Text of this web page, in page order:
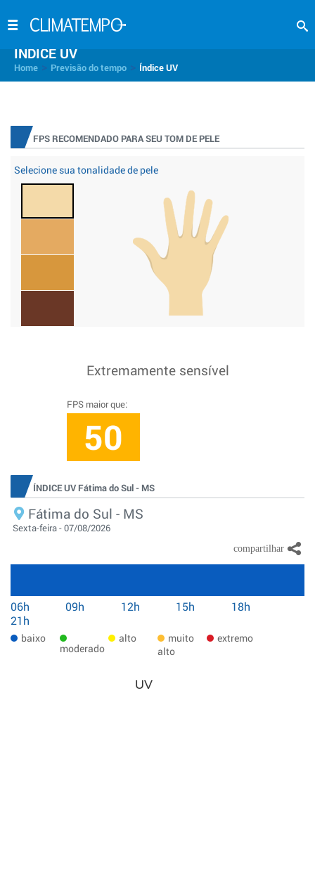
INDICE UV
Home Previsão do tempo Índice UV
FPS RECOMENDADO PARA SEU TOM DE PELE
Selecione sua tonalidade de pele
Extremamente sensível
FPS maior que:
50
ÍNDICE UV Fátima do Sul - MS
Fátima do Sul - MS
Sexta-feira - 07/08/2026
06h 09h 12h 15h
18h
21h
baixo
moderado
alto
muito
alto
extremo
UV